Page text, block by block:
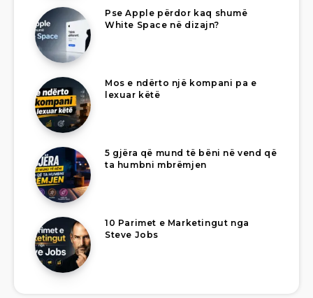
Pse Apple përdor kaq shumë
White Space në dizajn?
Mos e ndërto një kompani pa e
lexuar këtë
5 gjëra që mund të bëni në vend që
ta humbni mbrëmjen
10 Parimet e Marketingut nga
Steve Jobs